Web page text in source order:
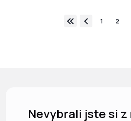
1 2
Nevybrali jste si z